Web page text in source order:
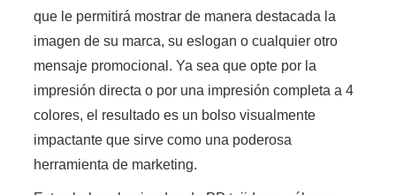
que le permitirá mostrar de manera destacada la
imagen de su marca, su eslogan o cualquier otro
mensaje promocional. Ya sea que opte por la
impresión directa o por una impresión completa a 4
colores, el resultado es un bolso visualmente
impactante que sirve como una poderosa
herramienta de marketing.